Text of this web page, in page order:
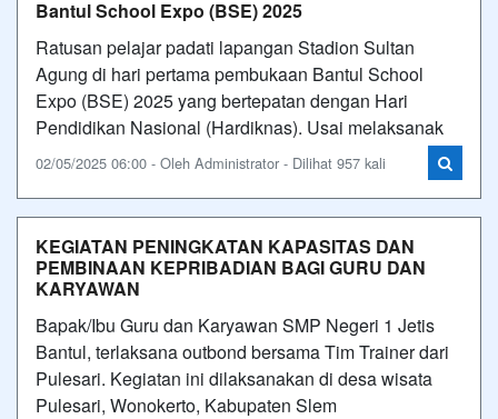
Bantul School Expo (BSE) 2025
Ratusan pelajar padati lapangan Stadion Sultan
Agung di hari pertama pembukaan Bantul School
Expo (BSE) 2025 yang bertepatan dengan Hari
Pendidikan Nasional (Hardiknas). Usai melaksanak
02/05/2025 06:00 - Oleh Administrator - Dilihat 957 kali
KEGIATAN PENINGKATAN KAPASITAS DAN
PEMBINAAN KEPRIBADIAN BAGI GURU DAN
KARYAWAN
Bapak/Ibu Guru dan Karyawan SMP Negeri 1 Jetis
Bantul, terlaksana outbond bersama Tim Trainer dari
Pulesari. Kegiatan ini dilaksanakan di desa wisata
Pulesari, Wonokerto, Kabupaten Slem